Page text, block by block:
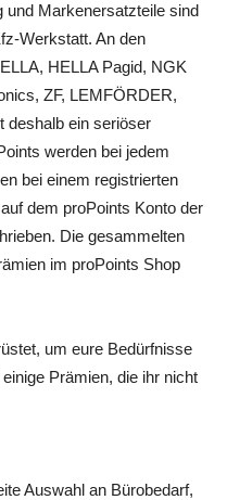
und Markenersatzteile sind
Werkstatt. An den
HELLA Pagid, NGK
ZF, LEMFÖRDER,
deshalb ein seriöser
werden bei jedem
bei einem registrierten
dem proPoints Konto der
Die gesammelten
im proPoints Shop
um eure Bedürfnisse
Prämien, die ihr nicht
Auswahl an Bürobedarf,